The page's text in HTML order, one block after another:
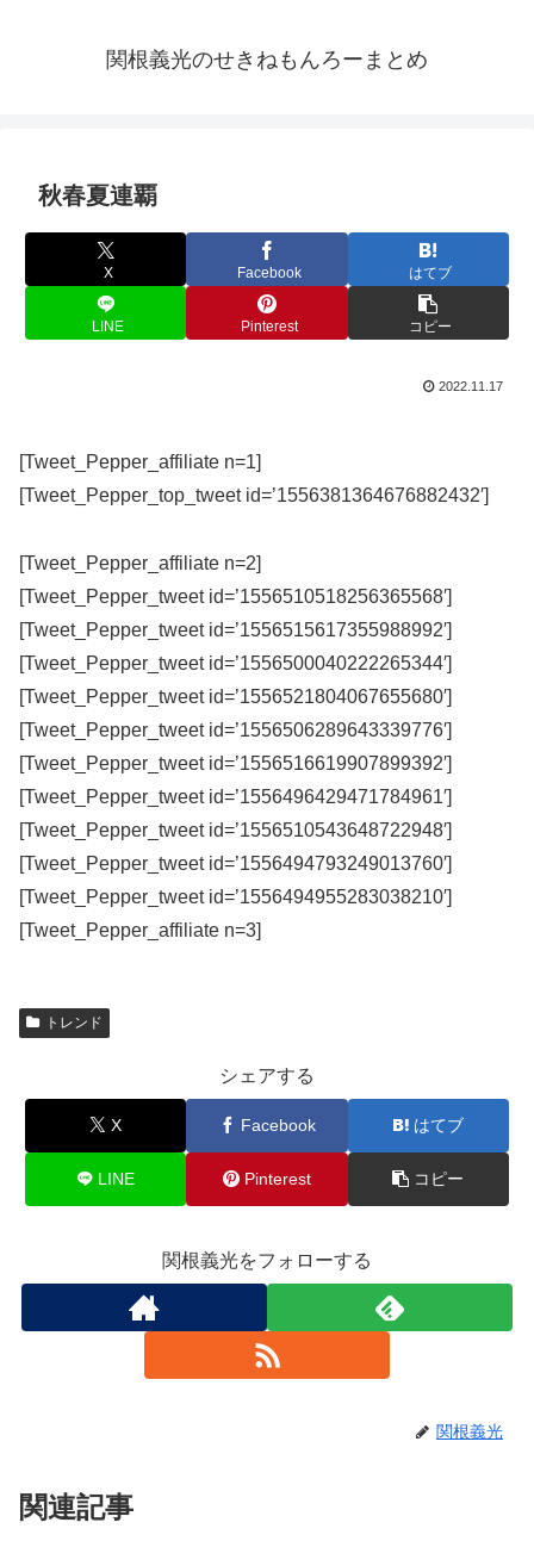
関根義光のせきねもんろーまとめ
秋春夏連覇
X Facebook はてブ
LINE Pinterest コピー
2022.11.17
[Tweet_Pepper_affiliate n=1]
[Tweet_Pepper_top_tweet id=’1556381364676882432′]
[Tweet_Pepper_affiliate n=2]
[Tweet_Pepper_tweet id=’1556510518256365568′]
[Tweet_Pepper_tweet id=’1556515617355988992′]
[Tweet_Pepper_tweet id=’1556500040222265344′]
[Tweet_Pepper_tweet id=’1556521804067655680′]
[Tweet_Pepper_tweet id=’1556506289643339776′]
[Tweet_Pepper_tweet id=’1556516619907899392′]
[Tweet_Pepper_tweet id=’1556496429471784961′]
[Tweet_Pepper_tweet id=’1556510543648722948′]
[Tweet_Pepper_tweet id=’1556494793249013760′]
[Tweet_Pepper_tweet id=’1556494955283038210′]
[Tweet_Pepper_affiliate n=3]
トレンド
シェアする
X Facebook はてブ
LINE Pinterest コピー
関根義光をフォローする
関根義光
関連記事